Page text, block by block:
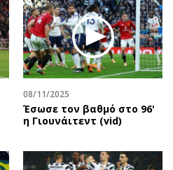
08/11/2025
Έσωσε τον βαθμό στο 96'
η Γιουνάιτεντ (vid)